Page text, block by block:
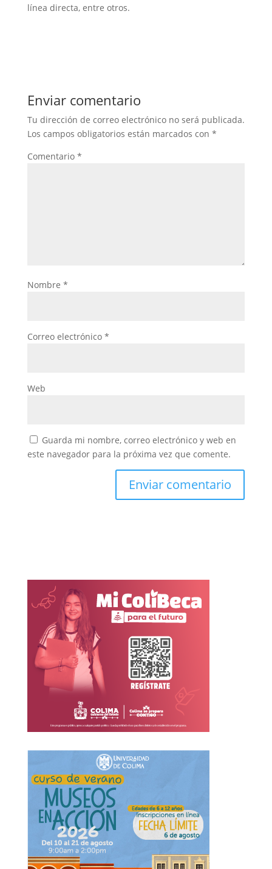
línea directa, entre otros.
Enviar comentario
Tu dirección de correo electrónico no será publicada.
Los campos obligatorios están marcados con *
Comentario *
Nombre *
Correo electrónico *
Web
Guarda mi nombre, correo electrónico y web en
este navegador para la próxima vez que comente.